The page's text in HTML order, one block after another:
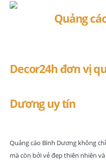
Decor24h đơn vị
Dương uy tín
Quảng cáo Bình Dương không
mà còn bởi vẻ đẹp thiên nhiên